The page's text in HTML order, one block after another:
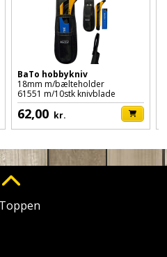
BaTo hobbykniv
18mm m/bælteholder
61551 m/10stk knivblade
62,00 kr.